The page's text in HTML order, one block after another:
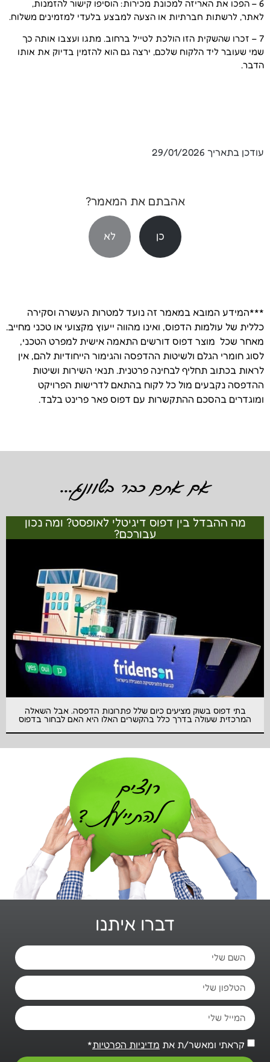
6 – הפכו את האריזה למכונת מכירות: הוסיפו קישור להזמנות,
לאתר, לרשתות חברתיות או הצעה למבצע בלעדי למזמינים משלוח.
7 – זכרו שהשקית הזו הולכת לטייל ברחוב. מתגו ועצבו אותה כך
שמי שעובר ליד הלקוח שלכם, ירצה גם הוא להזמין בדיוק את אותו
הדבר.
עודכן בתאריך 29/01/2026
אהבתם את המאמר?
כן לא
***המידע המובא במאמר זה נועד למטרות העשרה וסקירה
כללית של עולמות הדפוס, ואינו מהווה ייעוץ מקצועי או טכני מחייב.
מאחר שכל מוצר דפוס דורשים התאמה אישית למפרט הטכני,
לסוג חומרי הגלם ולשיטות ההדפסה והגימור הייחודיות להם, אין
לראות בכתוב תחליף לבחינה פרטנית. תנאי השירות ושיטות
ההדפסה נקבעים מול כל לקוח בהתאם לדרישות הפרויקט
ומוגדרים בהסכם ההתקשרות עם דפוס פאר פרינט בלבד.
אם אתם כבר בשוונג...
מה ההבדל בין דפוס דיגיטלי לאופסט? ומה נכון
עבורכם?
בתי דפוס בשוק מציעים כיום שלל פתרונות הדפסה. אבל השאלה
המרכזית שעולה בדרך כלל בהקשרים האלו היא האם לבחור בדפוס
דברו איתנו
קראתי ומאשר/ת את מדיניות הפרטיות*